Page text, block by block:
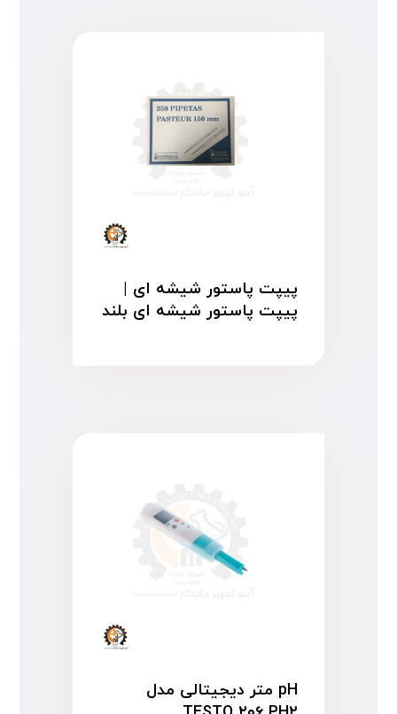
پیپت پاستور شیشه ای |
پیپت پاستور شیشه ای بلند
pH متر دیجیتالی مدل